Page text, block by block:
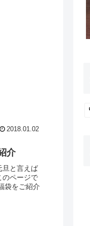
2018.01.02
介
旦と言えば
のページで
袋をご紹介